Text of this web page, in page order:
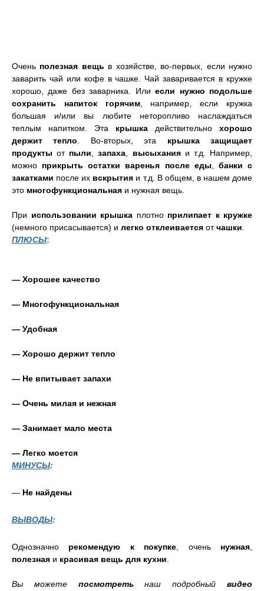
Очень полезная вещь в хозяйстве, во-первых, если нужно
заварить чай или кофе в чашке. Чай заваривается в кружке
хорошо, даже без заварника. Илиесли нужно подольше
сохранить напиток горячим, например, если кружка
большая и/или вы любите неторопливо наслаждаться
теплым напитком. Эта крышка действительно хорошо
держит тепло. Во-вторых, эта крышка защищает
продукты от пыли,запаха, высыхания и т.д. Например,
можно прикрыть остатки варенья после еды, банки с
закатками после их вскрытия и т.д. В общем, в нашем доме
это многофункциональная и нужная вещь.
При использовании крышка плотно прилипает к кружке
(немного присасывается) и легко отклеивается отчашки.
ПЛЮСЫ:
— Хорошее качество
— Многофункциональная
— Удобная
— Хорошо держит тепло
— Не впитывает запахи
— Очень милая и нежная
— Занимает мало места
— Легко моется
МИНУСЫ:
— Не найдены
ВЫВОДЫ:
Однозначно рекомендую к покупке, очень нужная,
полезная и красивая вещь для кухни.
Вы можете посмотретьнаш подробныйвидео